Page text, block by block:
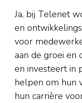
Ja, bij Telenet
en
voor
aan de groei en
en investeert in
helpen om hun
hun carrière